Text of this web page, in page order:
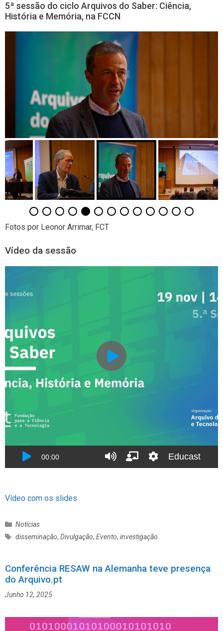
5ª sessão do ciclo Arquivos do Saber: Ciência,
História e Memória, na FCCN
Fotos por Leonor Arrimar, FCT
Vídeo da sessão
Vídeo com os slides
C
a
g
i
s
Notícias
E
q
u
t
s
disseminação,Divulgação,Evento,investigação
Conferência RESAW na Alemanha teve presença
do Arquivo.pt
Junho 12, 2025